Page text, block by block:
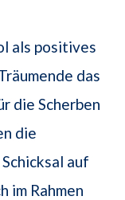
als positives
das
die Scherben
die
auf
im Rahmen